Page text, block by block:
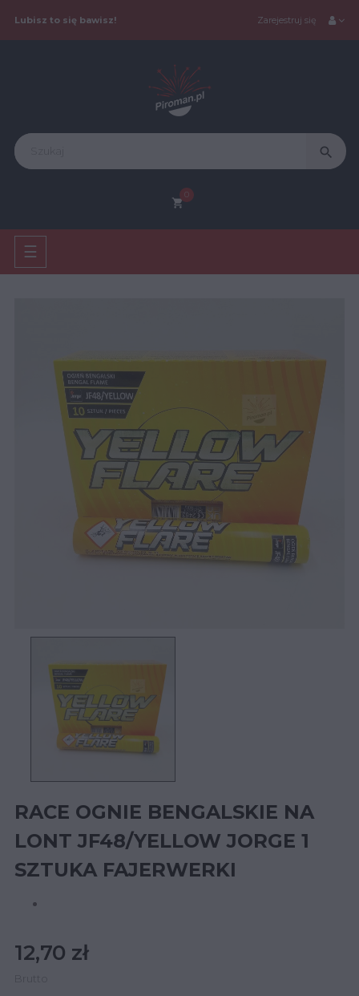
Lubisz to się bawisz! Zarejestruj się
search
shopping_cart
Toggle
navigation
☰
RACE OGNIE BENGALSKIE NA
LONT JF48/YELLOW JORGE 1
SZTUKA FAJERWERKI
12,70 zł
Brutto